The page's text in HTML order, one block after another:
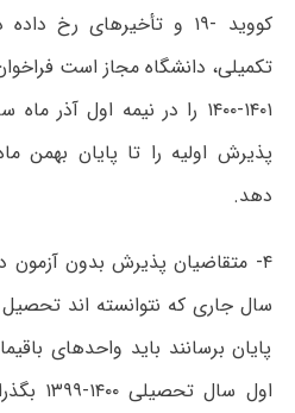
کووید -۱۹ و تأخیرهای رخ
تکمیلی، دانشگاه مجاز است
۱۴۰۱-۱۴۰۰ را در نیمه اول
دهد.
۴- متقاضیان پذیرش بدون آزمون
سال جاری که نتوانسته اند
پایان برسانند باید واحدهای
اول